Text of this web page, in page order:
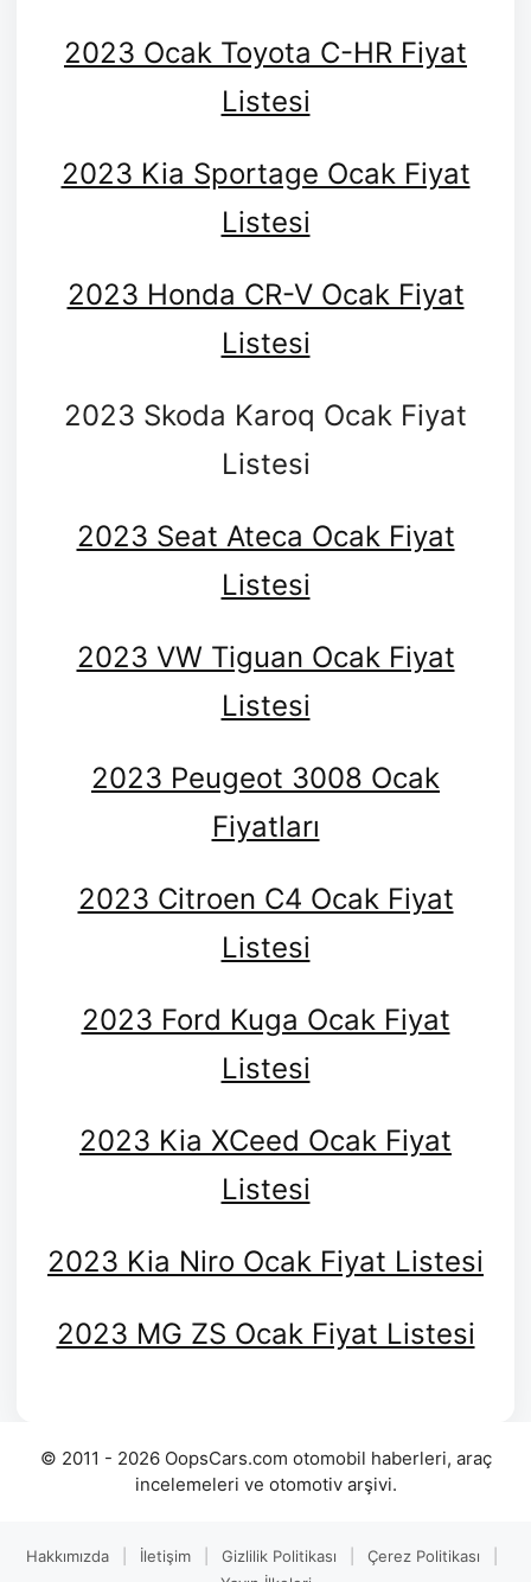
2023 Ocak Toyota C-HR Fiyat
Listesi
2023 Kia Sportage Ocak Fiyat
Listesi
2023 Honda CR-V Ocak Fiyat
Listesi
2023 Skoda Karoq Ocak Fiyat
Listesi
2023 Seat Ateca Ocak Fiyat
Listesi
2023 VW Tiguan Ocak Fiyat
Listesi
2023 Peugeot 3008 Ocak
Fiyatları
2023 Citroen C4 Ocak Fiyat
Listesi
2023 Ford Kuga Ocak Fiyat
Listesi
2023 Kia XCeed Ocak Fiyat
Listesi
2023 Kia Niro Ocak Fiyat Listesi
2023 MG ZS Ocak Fiyat Listesi
© 2011 - 2026 OopsCars.com otomobil haberleri, araç
incelemeleri ve otomotiv arşivi.
Hakkımızda İletişim Gizlilik Politikası Çerez Politikası